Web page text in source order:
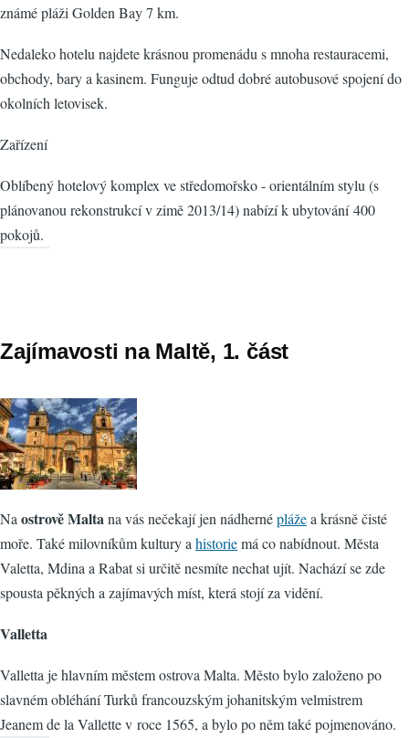
známé pláži Golden Bay 7 km.
Nedaleko hotelu najdete krásnou promenádu s mnoha restauracemi,
obchody, bary a kasinem. Funguje odtud dobré autobusové spojení do
okolních letovisek.
Zařízení
Oblíbený hotelový komplex ve středomořsko - orientálním stylu (s
plánovanou rekonstrukcí v zimě 2013/14) nabízí k ubytování 400
pokojů.
Zajímavosti na Maltě, 1. část
Na ostrově Maltana vás nečekají jen nádhernéplážea krásně čisté
moře. Také milovníkům kultury a historiemá co nabídnout. Města
Valetta, Mdina a Rabat si určitě nesmíte nechat ujít. Nachází se zde
spousta pěkných a zajímavých míst, která stojí za vidění.
Valletta
Valletta je hlavním městem ostrova Malta. Město bylo založeno po
slavném obléhání Turků francouzským johanitským velmistrem
Jeanem de la Vallette v roce 1565, a bylo po něm také pojmenováno.